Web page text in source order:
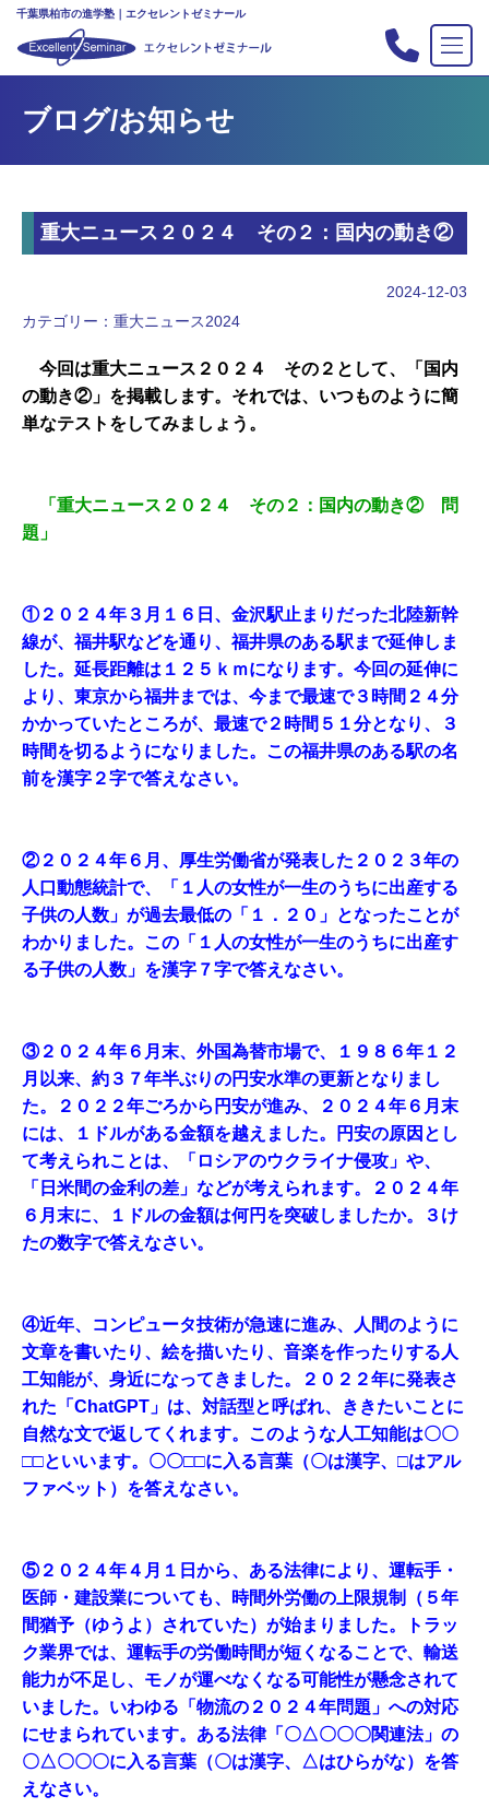
千葉県柏市の進学塾｜エクセレントゼミナール
塾の紹介
合格実績
入会案内
教室案内
私立中高リンク集
プライバシーポリシー
ブログ/お知らせ
重大ニュース２０２４ その２：国内の動き②
2024-12-03
カテゴリー： 重大ニュース2024
今回は重大ニュース２０２４ その２として、「国内
の動き②」を掲載します。それでは、いつものように簡
単なテストをしてみましょう。
「重大ニュース２０２４ その２：国内の動き② 問
題」
①２０２４年３月１６日、金沢駅止まりだった北陸新幹
線が、福井駅などを通り、福井県のある駅まで延伸しま
した。延長距離は１２５ｋｍになります。今回の延伸に
より、東京から福井までは、今まで最速で３時間２４分
かかっていたところが、最速で２時間５１分となり、３
時間を切るようになりました。この福井県のある駅の名
前を漢字２字で答えなさい。
②２０２４年６月、厚生労働省が発表した２０２３年の
人口動態統計で、「１人の女性が一生のうちに出産する
子供の人数」が過去最低の「１．２０」となったことが
わかりました。この「１人の女性が一生のうちに出産す
る子供の人数」を漢字７字で答えなさい。
③２０２４年６月末、外国為替市場で、１９８６年１２
月以来、約３７年半ぶりの円安水準の更新となりまし
た。２０２２年ごろから円安が進み、２０２４年６月末
には、１ドルがある金額を越えました。円安の原因とし
て考えられことは、「ロシアのウクライナ侵攻」や、
「日米間の金利の差」などが考えられます。２０２４年
６月末に、１ドルの金額は何円を突破しましたか。３け
たの数字で答えなさい。
④近年、コンピュータ技術が急速に進み、人間のように
文章を書いたり、絵を描いたり、音楽を作ったりする人
工知能が、身近になってきました。２０２２年に発表さ
れた「ChatGPT」は、対話型と呼ばれ、ききたいことに
自然な文で返してくれます。このような人工知能は〇〇
□□といいます。〇〇□□に入る言葉（〇は漢字、□はアル
ファベット）を答えなさい。
⑤２０２４年４月１日から、ある法律により、運転手・
医師・建設業についても、時間外労働の上限規制（５年
間猶予（ゆうよ）されていた）が始まりました。トラッ
ク業界では、運転手の労働時間が短くなることで、輸送
能力が不足し、モノが運べなくなる可能性が懸念されて
いました。いわゆる「物流の２０２４年問題」への対応
にせまられています。ある法律「〇△〇〇〇関連法」の
〇△〇〇〇に入る言葉（〇は漢字、△はひらがな）を答
えなさい。